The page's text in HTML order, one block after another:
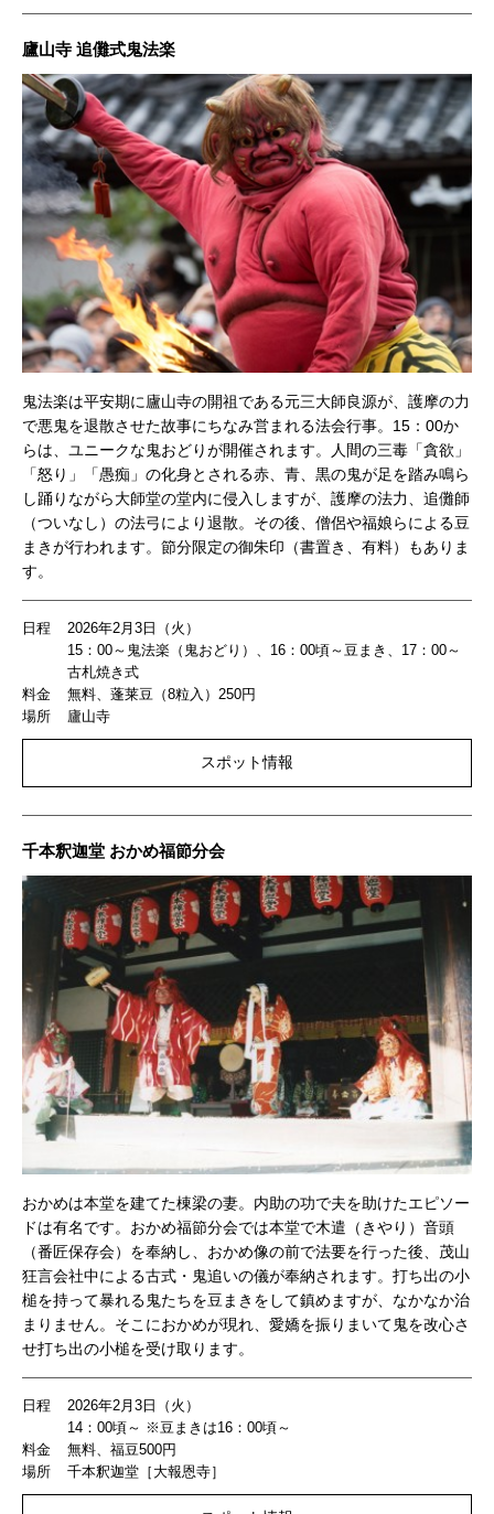
廬山寺 追儺式鬼法楽
鬼法楽は平安期に廬山寺の開祖である元三大師良源が、護摩の力
で悪鬼を退散させた故事にちなみ営まれる法会行事。15：00か
らは、ユニークな鬼おどりが開催されます。人間の三毒「貪欲」
「怒り」「愚痴」の化身とされる赤、青、黒の鬼が足を踏み鳴ら
し踊りながら大師堂の堂内に侵入しますが、護摩の法力、追儺師
（ついなし）の法弓により退散。その後、僧侶や福娘らによる豆
まきが行われます。節分限定の御朱印（書置き、有料）もありま
す。
日程
2026年2月3日（火）
15：00～鬼法楽（鬼おどり）、16：00頃～豆まき、17：00～
古札焼き式
料金
無料、蓬莱豆（8粒入）250円
場所
廬山寺
スポット情報
千本釈迦堂 おかめ福節分会
おかめは本堂を建てた棟梁の妻。内助の功で夫を助けたエピソー
ドは有名です。おかめ福節分会では本堂で木遣（きやり）音頭
（番匠保存会）を奉納し、おかめ像の前で法要を行った後、茂山
狂言会社中による古式・鬼追いの儀が奉納されます。打ち出の小
槌を持って暴れる鬼たちを豆まきをして鎮めますが、なかなか治
まりません。そこにおかめが現れ、愛嬌を振りまいて鬼を改心さ
せ打ち出の小槌を受け取ります。
日程
2026年2月3日（火）
14：00頃～ ※豆まきは16：00頃～
料金
無料、福豆500円
場所
千本釈迦堂［大報恩寺］